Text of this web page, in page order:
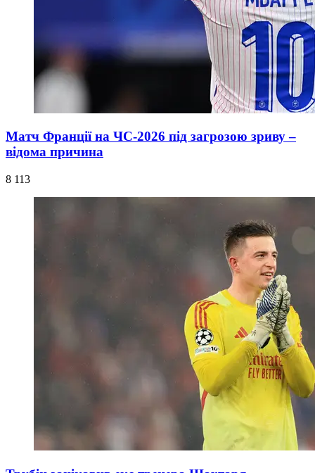
Матч Франції на ЧС-2026 під загрозою зриву –
відома причина
8 113